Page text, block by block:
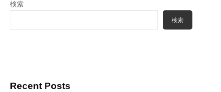
検索
検索
Recent Posts